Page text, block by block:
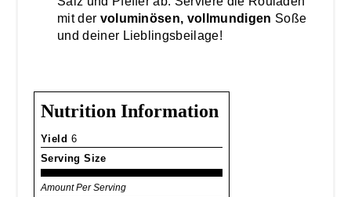
mit der voluminösen, vollmundigen Soße
und deiner Lieblingsbeilage!
Nutrition Information
Yield 6
Serving Size
Amount Per Serving